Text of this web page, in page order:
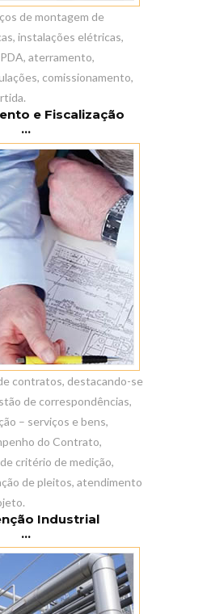
de montagem de
instalações elétricas,
aterramento,
comissionamento,
e Fiscalização
...
contratos, destacando-se
de correspondências,
– serviços e bens,
do Contrato,
critério de medição,
de pleitos, atendimento
Industrial
...